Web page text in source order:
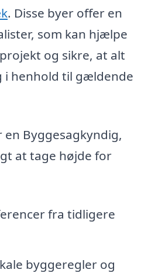
. Disse byer offer en
som kan hjælpe
og sikre, at alt
henhold til gældende
Byggesagkyndig,
at tage højde for
fra tidligere
byggeregler og